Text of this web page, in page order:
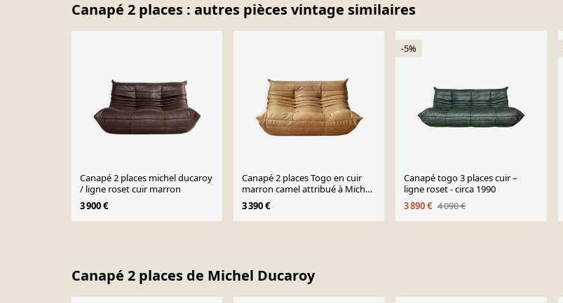
Canapé 2 places : autres pièces vintage similaires
Canapé 2 places michel ducaroy
/ ligne roset cuir marron
3 900 €
Canapé 2 places Togo en cuir
marron camel attribué à Michel
Ducaroy pour Ligne Roset
3 390 €
-5%
Canapé togo 3 places cuir –
ligne roset - circa 1990
3 890 € 4 090 €
Canapé 2 places de Michel Ducaroy